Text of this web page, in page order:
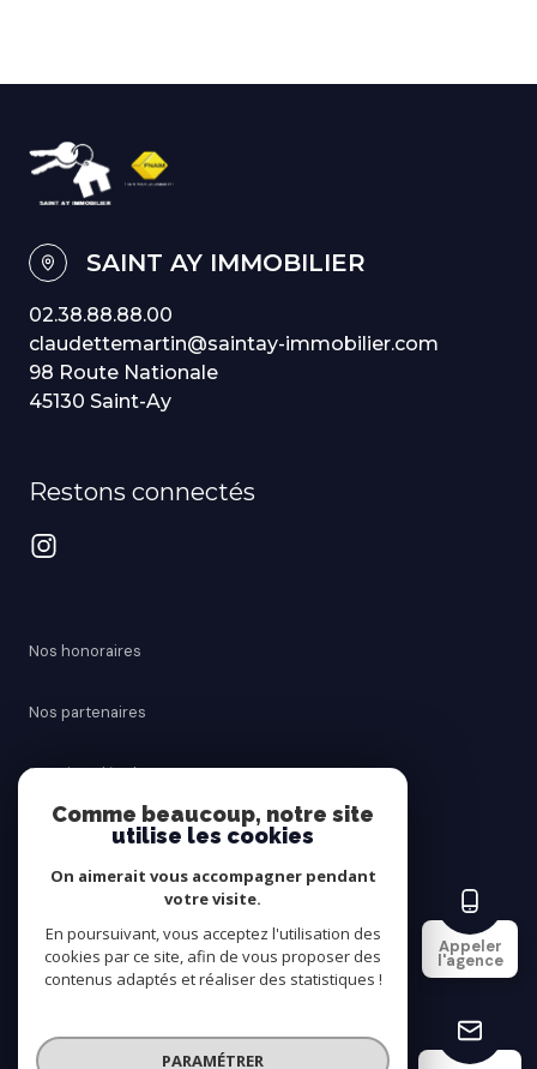
Appeler
l'agence
SAINT AY IMMOBILIER
02.38.88.88.00
claudettemartin@saintay-immobilier.com
98 Route Nationale
45130 Saint-Ay
Restons connectés
Nos honoraires
Nos partenaires
Mentions légales
Cookies
© 2026 | Tous droits réservés
Comme beaucoup, notre site
utilise les cookies
On aimerait vous accompagner pendant
votre visite.
En poursuivant, vous acceptez l'utilisation des
cookies par ce site, afin de vous proposer des
contenus adaptés et réaliser des statistiques !
PARAMÉTRER